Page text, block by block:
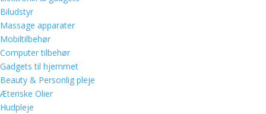
Biludstyr
Massage apparater
Mobiltilbehør
Computer tilbehør
Gadgets til hjemmet
Beauty & Personlig pleje
Æteriske Olier
Hudpleje